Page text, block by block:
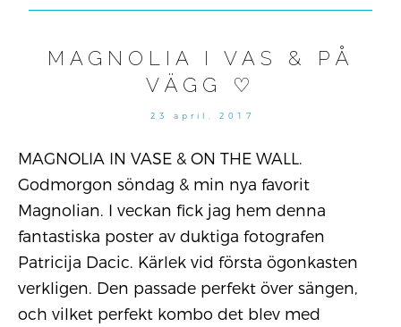
MAGNOLIA I VAS & PÅ
VÄGG ♡
23 april, 2017
MAGNOLIA IN VASE & ON THE WALL.
Godmorgon söndag & min nya favorit
Magnolian. I veckan fick jag hem denna
fantastiska poster av duktiga fotografen
Patricija Dacic. Kärlek vid första ögonkasten
verkligen. Den passade perfekt över sängen,
och vilket perfekt kombo det blev med